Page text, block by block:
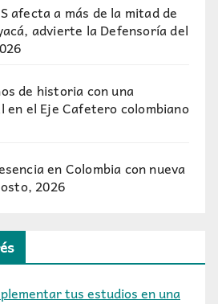
afecta a más de la mitad de
advierte la Defensoría del
de historia con una
en el Eje Cafetero colombiano
en Colombia con nueva
2026
tus estudios en una